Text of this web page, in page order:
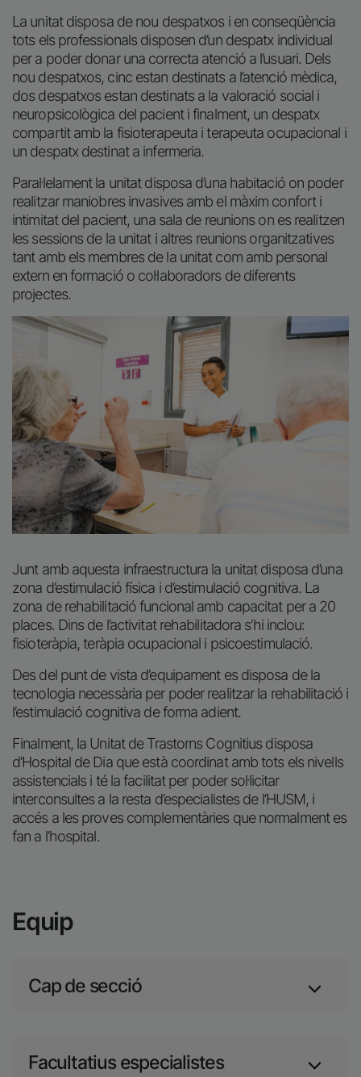
La unitat disposa de nou despatxos i en conseqüència
tots els professionals disposen d’un despatx individual
per a poder donar una correcta atenció a l’usuari. Dels
nou despatxos, cinc estan destinats a l’atenció mèdica,
dos despatxos estan destinats a la valoració social i
neuropsicològica del pacient i finalment, un despatx
compartit amb la fisioterapeuta i terapeuta ocupacional i
un despatx destinat a infermeria.
Paral·lelament la unitat disposa d’una habitació on poder
realitzar maniobres invasives amb el màxim confort i
intimitat del pacient, una sala de reunions on es realitzen
les sessions de la unitat i altres reunions organitzatives
tant amb els membres de la unitat com amb personal
extern en formació o col·laboradors de diferents
projectes.
Imatge
Junt amb aquesta infraestructura la unitat disposa d’una
zona d’estimulació física i d’estimulació cognitiva. La
zona de rehabilitació funcional amb capacitat per a 20
places. Dins de l’activitat rehabilitadora s’hi inclou:
fisioteràpia, teràpia ocupacional i psicoestimulació.
Des del punt de vista d’equipament es disposa de la
tecnologia necessària per poder realitzar la rehabilitació i
l’estimulació cognitiva de forma adient.
Finalment, la Unitat de Trastorns Cognitius disposa
d’Hospital de Dia que està coordinat amb tots els nivells
assistencials i té la facilitat per poder sol·licitar
interconsultes a la resta d’especialistes de l‘HUSM, i
accés a les proves complementàries que normalment es
fan a l’hospital.
Equip
Cap de secció
Facultatius especialistes